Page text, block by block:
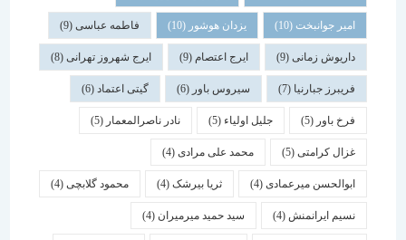
امیر جوانبخت(10) یزدان هوشور(10) فاطمه عباسی(9)
داریوش زمانی(9) ایرج اعتصام(9) ایرج شهروز تهرانی(8)
فریبرز جبارنیا(7) سیروس باور(6) گیتی اعتماد(6)
فرخ باور(5) جلیل اولیاء(5) نادر ناصرالمعمار (5)
غزال کرامتی(5) محمد علی مرادی(4)
ابوالحسن میرعمادی(4) ثریا بیرشک(4) محمود گلابچی(4)
نسیم ایرانمنش(4) سید حمید میرمیران(4)